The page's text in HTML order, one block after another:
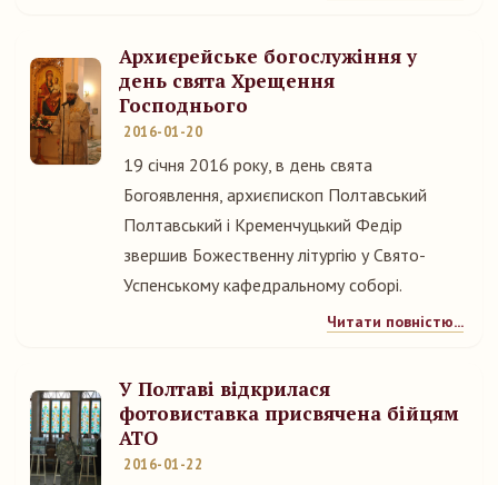
Архиєрейське богослужіння у
день свята Хрещення
Господнього
2016-01-20
19 січня 2016 року, в день свята
Богоявлення, архиєпископ Полтавський
Полтавський і Кременчуцький Федір
звершив Божественну літургію у Свято-
Успенському кафедральному соборі.
Читати повністю...
У Полтаві відкрилася
фотовиставка присвячена бійцям
АТО
2016-01-22